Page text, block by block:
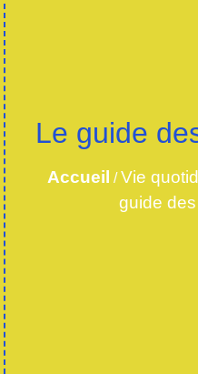
Le guide
Accueil /Vie
guide